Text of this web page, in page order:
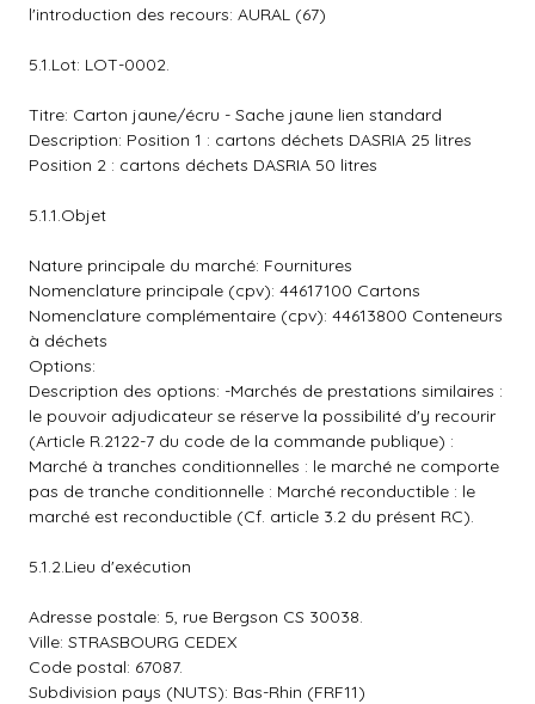
l'introduction des recours: AURAL (67)
5.1.Lot: LOT-0002.
Titre: Carton jaune/écru - Sache jaune lien standard
Description: Position 1 : cartons déchets DASRIA 25 litres
Position 2 : cartons déchets DASRIA 50 litres
5.1.1.Objet
Nature principale du marché: Fournitures
Nomenclature principale (cpv): 44617100 Cartons
Nomenclature complémentaire (cpv): 44613800 Conteneurs
à déchets
Options:
Description des options: -Marchés de prestations similaires :
le pouvoir adjudicateur se réserve la possibilité d'y recourir
(Article R.2122-7 du code de la commande publique) :
Marché à tranches conditionnelles : le marché ne comporte
pas de tranche conditionnelle : Marché reconductible : le
marché est reconductible (Cf. article 3.2 du présent RC).
5.1.2.Lieu d'exécution
Adresse postale: 5, rue Bergson CS 30038.
Ville: STRASBOURG CEDEX
Code postal: 67087.
Subdivision pays (NUTS): Bas-Rhin (FRF11)